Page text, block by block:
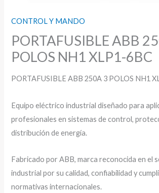
CONTROL Y MANDO
PORTAFUSIBLE ABB
POLOS NH1 XLP1-6BC
PORTAFUSIBLE ABB 250A 3 POLOS NH1
Equipo eléctrico industrial diseñado para
profesionales en sistemas de control,
distribución de energía.
Fabricado por ABB, marca reconocida en el
industrial por su calidad, confiabilidad y
normativas internacionales.